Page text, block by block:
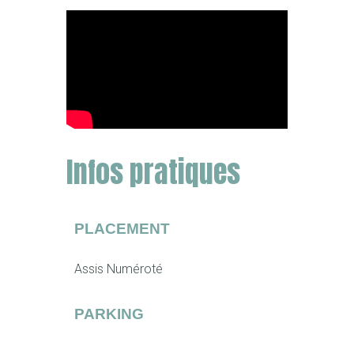
Infos pratiques
PLACEMENT
Assis Numéroté
PARKING